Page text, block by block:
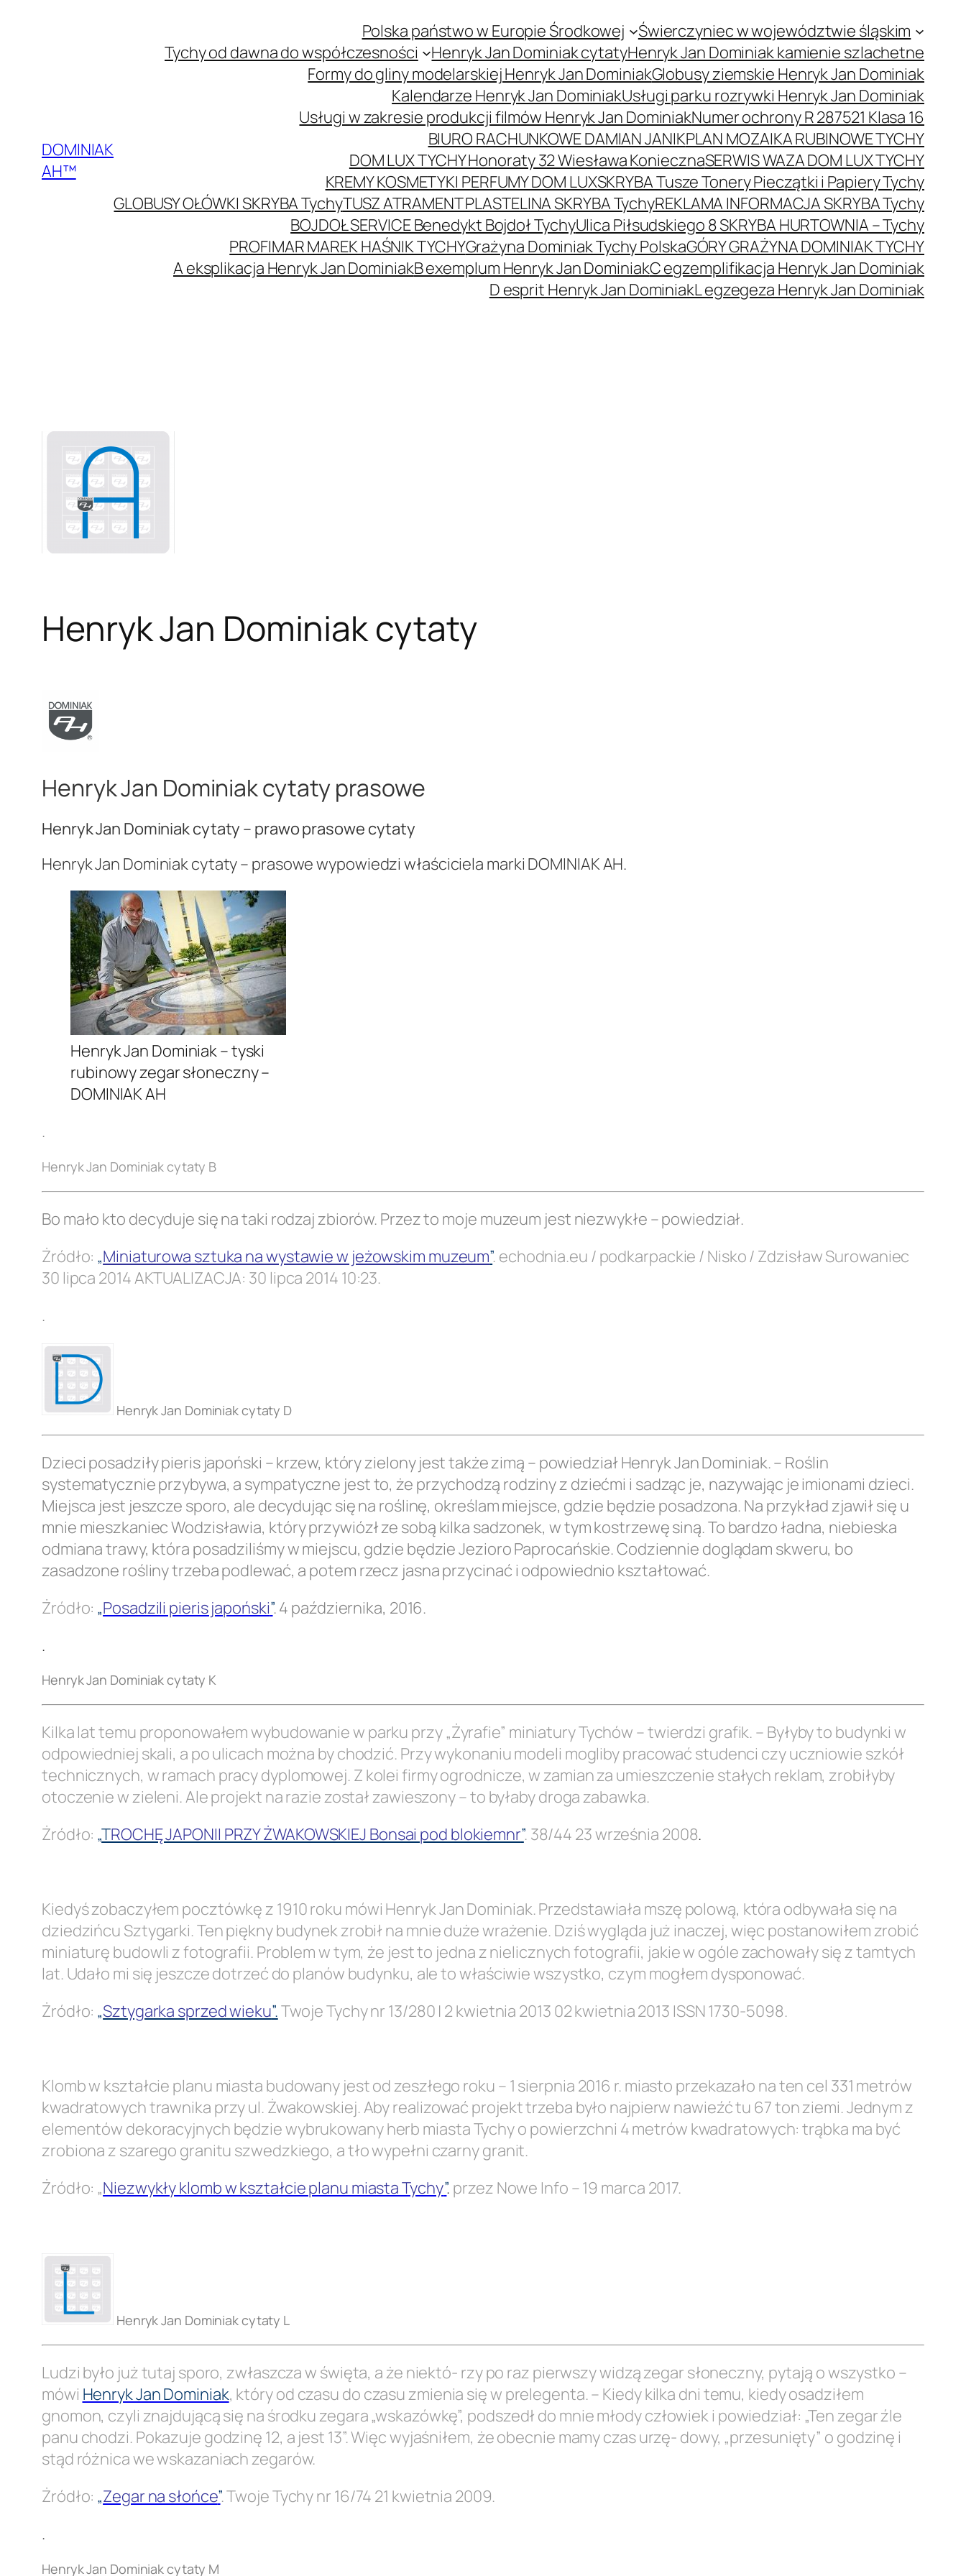
DOMINIAK
AH™
Polska państwo w Europie Środkowej
Świerczyniec w województwie śląskim
Tychy od dawna do współczesności
Henryk Jan Dominiak cytatyHenryk Jan Dominiak kamienie szlachetne
Formy do gliny modelarskiej Henryk Jan DominiakGlobusy ziemskie Henryk Jan Dominiak
Kalendarze Henryk Jan DominiakUsługi parku rozrywki Henryk Jan Dominiak
Usługi w zakresie produkcji filmów Henryk Jan DominiakNumer ochrony R 287521 Klasa 16
BIURO RACHUNKOWE DAMIAN JANIKPLAN MOZAIKA RUBINOWE TYCHY
DOM LUX TYCHY Honoraty 32 Wiesława KoniecznaSERWIS WAZA DOM LUX TYCHY
KREMY KOSMETYKI PERFUMY DOM LUXSKRYBA Tusze Tonery Pieczątki i Papiery Tychy
GLOBUSY OŁÓWKI SKRYBA TychyTUSZ ATRAMENT PLASTELINA SKRYBA TychyREKLAMA INFORMACJA SKRYBA Tychy
BOJDOŁ SERVICE Benedykt Bojdoł TychyUlica Piłsudskiego 8 SKRYBA HURTOWNIA – Tychy
PROFIMAR MAREK HAŚNIK TYCHYGrażyna Dominiak Tychy PolskaGÓRY GRAŻYNA DOMINIAK TYCHY
A eksplikacja Henryk Jan DominiakB exemplum Henryk Jan DominiakC egzemplifikacja Henryk Jan Dominiak
D esprit Henryk Jan DominiakL egzegeza Henryk Jan Dominiak
Henryk Jan Dominiak cytaty
Henryk Jan Dominiak cytaty prasowe
Henryk Jan Dominiak cytaty – prawo prasowe cytaty
Henryk Jan Dominiak cytaty – prasowe wypowiedzi właściciela marki DOMINIAK AH.
Henryk Jan Dominiak – tyski
rubinowy zegar słoneczny –
DOMINIAK AH
.
Henryk Jan Dominiak cytaty B
Bo mało kto decyduje się na taki rodzaj zbiorów. Przez to moje muzeum jest niezwykłe – powiedział.
Żródło: „Miniaturowa sztuka na wystawie w jeżowskim muzeum”. echodnia.eu / podkarpackie / Nisko / Zdzisław Surowaniec
30 lipca 2014 AKTUALIZACJA: 30 lipca 2014 10:23.
.
Henryk Jan Dominiak cytaty D
Dzieci posadziły pieris japoński – krzew, który zielony jest także zimą – powiedział Henryk Jan Dominiak. – Roślin
systematycznie przybywa, a sympatyczne jest to, że przychodzą rodziny z dziećmi i sadząc je, nazywając je imionami dzieci.
Miejsca jest jeszcze sporo, ale decydując się na roślinę, określam miejsce, gdzie będzie posadzona. Na przykład zjawił się u
mnie mieszkaniec Wodzisławia, który przywiózł ze sobą kilka sadzonek, w tym kostrzewę siną. To bardzo ładna, niebieska
odmiana trawy, która posadziliśmy w miejscu, gdzie będzie Jezioro Paprocańskie. Codziennie doglądam skweru, bo
zasadzone rośliny trzeba podlewać, a potem rzecz jasna przycinać i odpowiednio kształtować.
Żródło: „Posadzili pieris japoński”. 4 października, 2016.
.
Henryk Jan Dominiak cytaty K
Kilka lat temu proponowałem wybudowanie w parku przy „Żyrafie” miniatury Tychów – twierdzi grafik. – Byłyby to budynki w
odpowiedniej skali, a po ulicach można by chodzić. Przy wykonaniu modeli mogliby pracować studenci czy uczniowie szkół
technicznych, w ramach pracy dyplomowej. Z kolei firmy ogrodnicze, w zamian za umieszczenie stałych reklam, zrobiłyby
otoczenie w zieleni. Ale projekt na razie został zawieszony – to byłaby droga zabawka.
Żródło: „TROCHĘ JAPONII PRZY ŻWAKOWSKIEJ Bonsai pod blokiemnr”. 38/44 23 września 2008.
Kiedyś zobaczyłem pocztówkę z 1910 roku mówi Henryk Jan Dominiak. Przedstawiała mszę polową, która odbywała się na
dziedzińcu Sztygarki. Ten piękny budynek zrobił na mnie duże wrażenie. Dziś wygląda już inaczej, więc postanowiłem zrobić
miniaturę budowli z fotografii. Problem w tym, że jest to jedna z nielicznych fotografii, jakie w ogóle zachowały się z tamtych
lat. Udało mi się jeszcze dotrzeć do planów budynku, ale to właściwie wszystko, czym mogłem dysponować.
Żródło: „Sztygarka sprzed wieku”.Twoje Tychy nr 13/280 | 2 kwietnia 2013 02 kwietnia 2013 ISSN 1730-5098.
Klomb w kształcie planu miasta budowany jest od zeszłego roku – 1 sierpnia 2016 r. miasto przekazało na ten cel 331 metrów
kwadratowych trawnika przy ul. Żwakowskiej. Aby realizować projekt trzeba było najpierw nawieźć tu 67 ton ziemi. Jednym z
elementów dekoracyjnych będzie wybrukowany herb miasta Tychy o powierzchni 4 metrów kwadratowych: trąbka ma być
zrobiona z szarego granitu szwedzkiego, a tło wypełni czarny granit.
Żródło: „Niezwykły klomb w kształcie planu miasta Tychy”. przez Nowe Info – 19 marca 2017.
Henryk Jan Dominiak cytaty L
Ludzi było już tutaj sporo, zwłaszcza w święta, a że niektó- rzy po raz pierwszy widzą zegar słoneczny, pytają o wszystko –
mówi Henryk Jan Dominiak, który od czasu do czasu zmienia się w prelegenta. – Kiedy kilka dni temu, kiedy osadziłem
gnomon, czyli znajdującą się na środku zegara „wskazówkę”, podszedł do mnie młody człowiek i powiedział: „Ten zegar źle
panu chodzi. Pokazuje godzinę 12, a jest 13”. Więc wyjaśniłem, że obecnie mamy czas urzę- dowy, „przesunięty” o godzinę i
stąd różnica we wskazaniach zegarów.
Żródło: „Zegar na słońce”. Twoje Tychy nr 16/74 21 kwietnia 2009.
.
Henryk Jan Dominiak cytaty M